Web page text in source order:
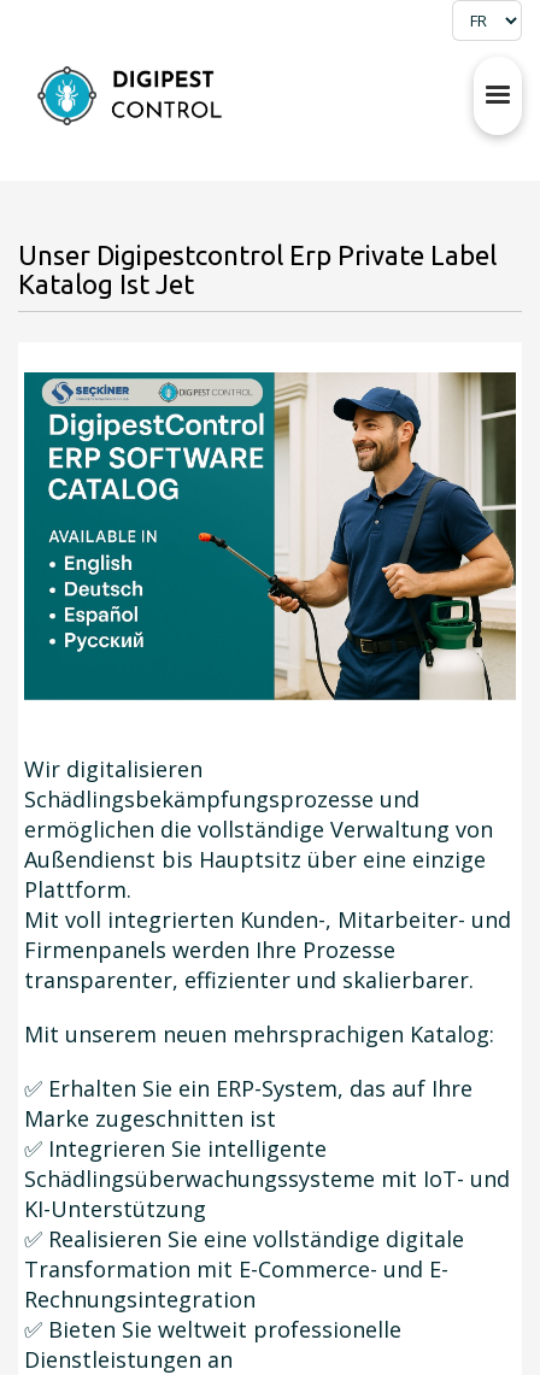
Unser Digipestcontrol Erp Private Label
Katalog Ist Jet
Wir digitalisieren
Schädlingsbekämpfungsprozesse und
ermöglichen die vollständige Verwaltung von
Außendienst bis Hauptsitz über eine einzige
Plattform.
Mit voll integrierten Kunden-, Mitarbeiter- und
Firmenpanels werden Ihre Prozesse
transparenter, effizienter und skalierbarer.
Mit unserem neuen mehrsprachigen Katalog:
✅ Erhalten Sie ein ERP-System, das auf Ihre
Marke zugeschnitten ist
✅ Integrieren Sie intelligente
Schädlingsüberwachungssysteme mit IoT- und
KI-Unterstützung
✅ Realisieren Sie eine vollständige digitale
Transformation mit E-Commerce- und E-
Rechnungsintegration
✅ Bieten Sie weltweit professionelle
Dienstleistungen an